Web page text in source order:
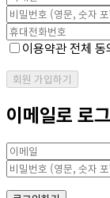
이용약관 전체 동
회원 가입하기
이메일로 로